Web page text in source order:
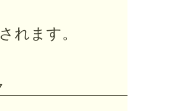
れます。